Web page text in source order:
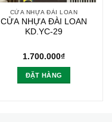
CỬA NHỰA ĐÀI LOAN
CỬA NHỰA ĐÀI LOAN
KD.YC-29
1.700.000₫
ĐẶT HÀNG